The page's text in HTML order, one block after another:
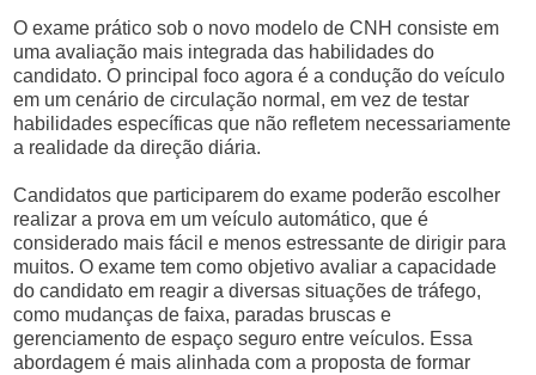
O exame prático sob o novo modelo de CNH consiste em
uma avaliação mais integrada das habilidades do
candidato. O principal foco agora é a condução do veículo
em um cenário de circulação normal, em vez de testar
habilidades específicas que não refletem necessariamente
a realidade da direção diária.
Candidatos que participarem do exame poderão escolher
realizar a prova em um veículo automático, que é
considerado mais fácil e menos estressante de dirigir para
muitos. O exame tem como objetivo avaliar a capacidade
do candidato em reagir a diversas situações de tráfego,
como mudanças de faixa, paradas bruscas e
gerenciamento de espaço seguro entre veículos. Essa
abordagem é mais alinhada com a proposta de formar